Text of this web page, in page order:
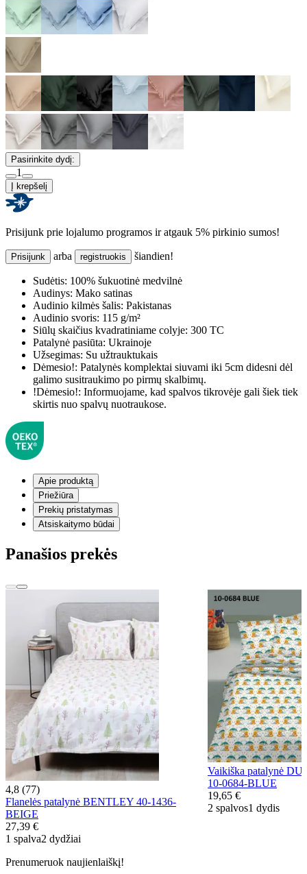
Pasirinkite dydį:
1
Į krepšelį
Prisijunk prie lojalumo programos ir atgauk 5% pirkinio sumos!
Prisijunk arba registruokis šiandien!
Sudėtis: 100% šukuotinė medvilnė
Audinys: Mako satinas
Audinio kilmės šalis: Pakistanas
Audinio svoris: 115 g/m²
Siūlų skaičius kvadratiniame colyje: 300 TC
Patalynė pasiūta: Ukrainoje
Užsegimas: Su užtrauktukais
Dėmesio!: Patalynės komplektai siuvami iki 5cm didesni dėl
galimo susitraukimo po pirmų skalbimų.
!Dėmesio!: Informuojame, kad spalvos tikrovėje gali šiek tiek
skirtis nuo spalvų nuotraukose.
Apie produktą
Priežiūra
Prekių pristatymas
Atsiskaitymo būdai
Panašios prekės
4,8 (77)
Flanelės patalynė BENTLEY 40-1436-
BEIGE
27,39 €
1 spalva2 dydžiai
Vaikiška patalynė
10-0684-BLUE
19,65 €
2 spalvos1 dydis
Prenumeruok naujienlaiškį!